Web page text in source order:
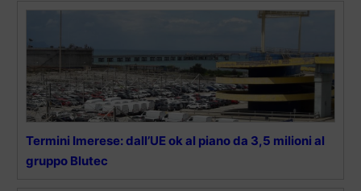
Termini Imerese: dall’UE ok al piano da 3,5 milioni al
gruppo Blutec